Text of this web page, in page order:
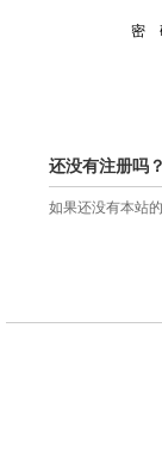
密
还没有注册吗？
如果还没有本站